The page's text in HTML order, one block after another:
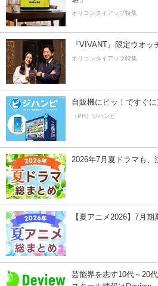
オリコンタイアップ特集
『VIVANT』限定ウオ
オリコンタイアップ特集
自販機にピッ！ですぐに
（PR）ジハンピ
2026年7月夏ドラマも、
【夏アニメ2026】7月
芸能界を志す10代～20